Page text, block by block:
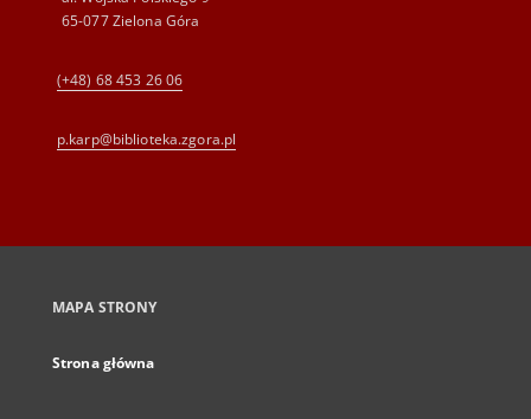
65-077 Zielona Góra
(+48) 68 453 26 06
p.karp@biblioteka.zgora.pl
MAPA STRONY
Strona główna